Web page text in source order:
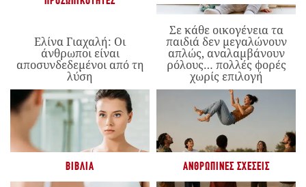
Ελίνα Γιαχαλή: Οι
άνθρωποι είναι
αποσυνδεδεμένοι από τη
λύση
Σε κάθε οικογένεια τα
παιδιά δεν μεγαλώνουν
απλώς, αναλαμβάνουν
ρόλους… πολλές φορές
χωρίς επιλογή
ΒΙΒΛΊΑ ΑΝΘΡΏΠΙΝΕΣ ΣΧΈΣΕΙΣ